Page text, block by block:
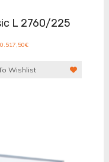
L 2760/225
€
Wishlist